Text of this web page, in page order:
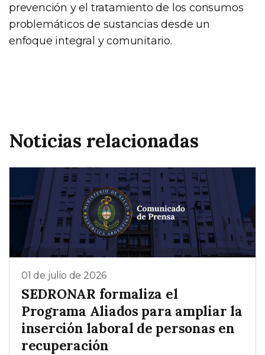
prevención y el tratamiento de los consumos
problemáticos de sustancias desde un
enfoque integral y comunitario.
Noticias relacionadas
01 de julio de 2026
SEDRONAR formaliza el
Programa Aliados para ampliar la
inserción laboral de personas en
recuperación